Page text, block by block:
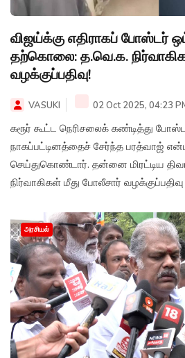
விஜய்க்கு எதிராகப் போஸ்டர்
தற்கொலை: த.வெ.க.
வழக்குப்பதிவு!
VASUKI 02 Oct 2025, 04:23
கரூர் கூட்ட நெரிசலைக் கண்டித்து
நாகப்பட்டினத்தைச் சேர்ந்த பரத்வாஜ்
செய்துகொண்டார். தன்னை மிரட்டிய
நிர்வாகிகள் மீது போலீசார்
அரசியல்